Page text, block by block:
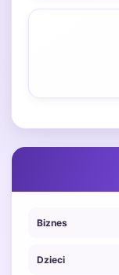
Biznes
Dzieci